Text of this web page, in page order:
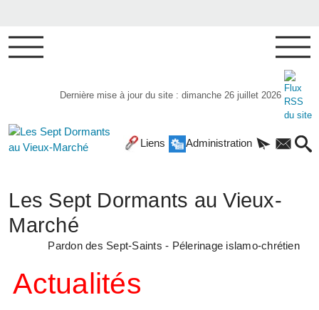
Dernière mise à jour du site : dimanche 26 juillet 2026
Liens Administration
Les Sept Dormants au Vieux-
Marché
Pardon des Sept-Saints - Pélerinage islamo-chrétien
Actualités